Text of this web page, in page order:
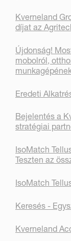
Kverneland
díjat az
Újdonság!
mobolról,
Eredeti
Bejelentés a
stratégiai
IsoMatch
Teszten az
IsoMatch
Keresés -
Kverneland